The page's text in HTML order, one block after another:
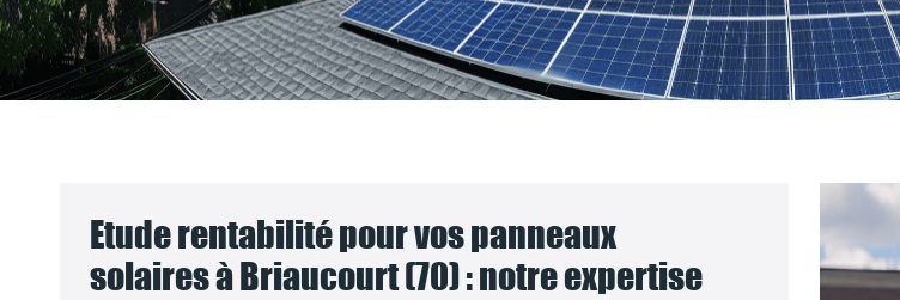
Etude rentabilité pour vos panneaux
solaires à Briaucourt (70) : notre expertise